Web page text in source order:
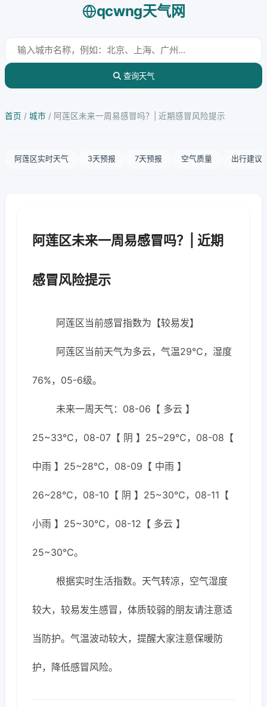
qcwng天气网
查询天气
首页 / 城市 / 阿莲区未来一周易感冒吗？| 近期感冒风险提示
阿莲区实时天气 3天预报 7天预报 空气质量 出行建议
阿莲区未来一周易感冒吗？| 近期
感冒风险提示
阿莲区当前感冒指数为【较易发】
阿莲区当前天气为多云，气温29℃，湿度
76%，05-6级。
未来一周天气：08-06【 多云 】
25~33℃，08-07【 阴 】25~29℃，08-08【
中雨 】25~28℃，08-09【 中雨 】
26~28℃，08-10【 阴 】25~30℃，08-11【
小雨 】25~30℃，08-12【 多云 】
25~30℃。
根据实时生活指数。天气转凉，空气湿度
较大，较易发生感冒，体质较弱的朋友请注意适
当防护。气温波动较大，提醒大家注意保暖防
护，降低感冒风险。